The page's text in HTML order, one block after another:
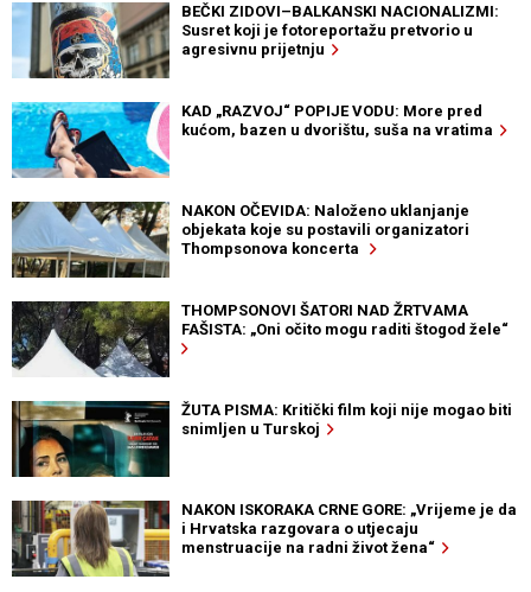
BEČKI ZIDOVI–BALKANSKI NACIONALIZMI:
Susret koji je fotoreportažu pretvorio u
agresivnu prijetnju
KAD „RAZVOJ“ POPIJE VODU: More pred
kućom, bazen u dvorištu, suša na vratima
NAKON OČEVIDA: Naloženo uklanjanje
objekata koje su postavili organizatori
Thompsonova koncerta
THOMPSONOVI ŠATORI NAD ŽRTVAMA
FAŠISTA: „Oni očito mogu raditi štogod žele“
ŽUTA PISMA: Kritički film koji nije mogao biti
snimljen u Turskoj
NAKON ISKORAKA CRNE GORE: „Vrijeme je da
i Hrvatska razgovara o utjecaju
menstruacije na radni život žena“